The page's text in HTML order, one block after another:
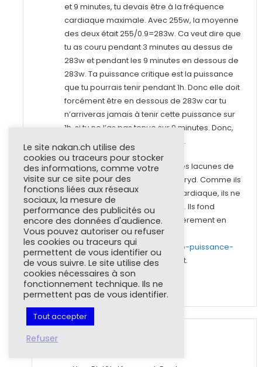
et 9 minutes, tu devais être à la fréquence
cardiaque maximale. Avec 255w, la moyenne
des deux était 255/0.9=283w. Ca veut dire que
tu as couru pendant 3 minutes au dessus de
283w et pendant les 9 minutes en dessous de
283w. Ta puissance critique est la puissance
que tu pourrais tenir pendant 1h. Donc elle doit
forcément être en dessous de 283w car tu
n’arriveras jamais à tenir cette puissance sur
1h, si tu ne l’as pas tenue sur 9 minutes. Donc,
tes 321w…. sont plutôt suspects…
D’ailleurs c’est l’une des grandes lacunes de
l’algorithme d’auto-calcul de Stryd. Comme ils
n’exploitent pas la fréquence cardiaque, ils ne
savent pas si tu as couru à fond. Ils fond
l’hypothèse que tu cours régulièrement en
fractionné. Sur
http://dyrts.free.fr/fr/posts/algo-puissance-
critique/je détaille plus ce point.
Répondre
Le site nakan.ch utilise des
cookies ou traceurs pour stocker
des informations, comme votre
visite sur ce site pour des
fonctions liées aux réseaux
sociaux, la mesure de
performance des publicités ou
encore des données d'audience.
Vous pouvez autoriser ou refuser
les cookies ou traceurs qui
permettent de vous identifier ou
de vous suivre. Le site utilise des
cookies nécessaires à son
fonctionnement technique. Ils ne
permettent pas de vous identifier.
Tout accepter
Refuser